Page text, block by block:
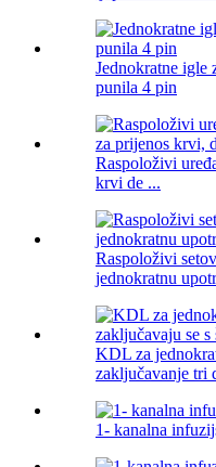
Jednokratne igle
punila 4 pin
Raspoloživi
krvi de ...
Raspoloživi
jednokratnu
KDL za
zaključavanje tri
1- kanalna